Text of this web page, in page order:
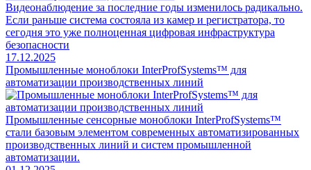
Видеонаблюдение за последние годы изменилось радикально.
Если раньше система состояла из камер и регистратора, то
сегодня это уже полноценная цифровая инфраструктура
безопасности
17.12.2025
Промышленные моноблоки InterProfSystems™ для
автоматизации производственных линий
Промышленные сенсорные моноблоки InterProfSystems™
стали базовым элементом современных автоматизированных
производственных линий и систем промышленной
автоматизации.